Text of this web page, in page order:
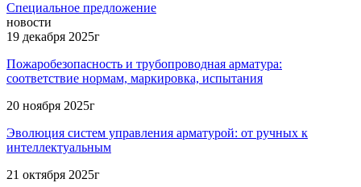
Специальное предложение
новости
19 декабря 2025г
Пожаробезопасность и трубопроводная арматура:
соответствие нормам, маркировка, испытания
20 ноября 2025г
Эволюция систем управления арматурой: от ручных к
интеллектуальным
21 октября 2025г